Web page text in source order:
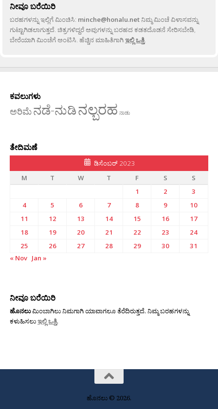
ನೀವೂ ಬರೆಯಿರಿ
ಬರಹಗಳನ್ನು ಇಲ್ಲಿಗೆ ಮಿಂಚಿಸಿ: minche@honalu.netನಿಮ್ಮ ಮಿಂಚೆ ವಿಳಾಸವನ್ನು
ಗುಟ್ಟಾಗಿಡಲಾಗುತ್ತದೆ. ಚಿತ್ರಗಳಿದ್ದರೆ ಅವುಗಳನ್ನು ಬರಹದ ಕಡತದೊಡನೆ ಸೇರಿಸಬೇಡಿ,
ಬೇರೆಯಾಗಿ ಮಿಂಚೆಗೆ ಅಂಟಿಸಿ. ಹೆಚ್ಚಿನ ಮಾಹಿತಿಗಾಗಿಇಲ್ಲಿ ಒತ್ತಿ.
ಕವಲುಗಳು
ಅರಿಮೆನಡೆ-ನುಡಿನಲ್ಬರಹ ನಾಡು
ತೇದಿಮಣೆ
ಡಿಸೆಂಬರ್ 2023
M
T W T F S
S
1
2
3
4
5 6 7 8 9
10
11
12 13 14 15 16
17
18
19 20 21 22 23
24
25
26 27 28 29 30
31
« Nov Jan »
ನೀವೂ ಬರೆಯಿರಿ
ಹೊನಲುಮಿಂಬಾಗಿಲು ನಿಮಗಾಗಿ ಯಾವಾಗಲೂ ತೆರೆದಿರುತ್ತದೆ. ನಿಮ್ಮ ಬರಹಗಳನ್ನು
ಕಳುಹಿಸಲುಇಲ್ಲಿ ಒತ್ತಿ.
ಹೊನಲು © 2026.